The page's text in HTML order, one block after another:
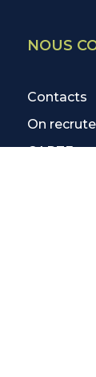
NOUS
Contacts
On recrute
CARTE